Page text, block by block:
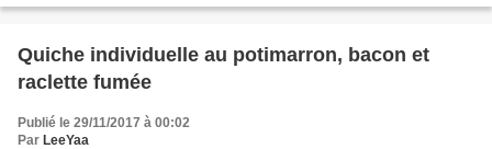
Quiche individuelle au potimarron, bacon et
raclette fumée
Publié le 29/11/2017 à 00:02
Par LeeYaa